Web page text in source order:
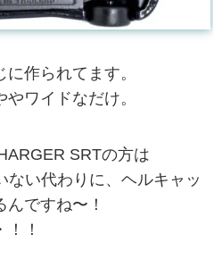
作られてます。
ワイドなだけ。
SRTの方は
ない代わりに、ヘルキャッ
んですね〜！
！